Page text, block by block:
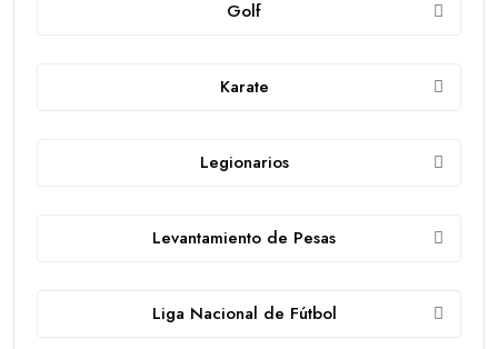
Golf
Karate
Legionarios
Levantamiento de Pesas
Liga Nacional de Fútbol